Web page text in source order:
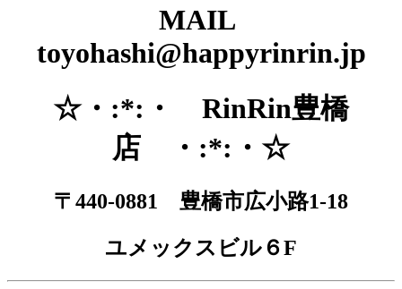
MAIL
toyohashi@happyrinrin.jp
☆・:*:・ RinRin豊橋
店 ・:*:・☆
〒440-0881 豊橋市広小路1-18
ユメックスビル６F